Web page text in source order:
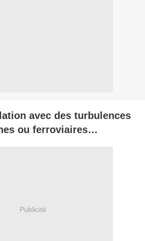
avec des turbulences
ou ferroviaires…
Publicité